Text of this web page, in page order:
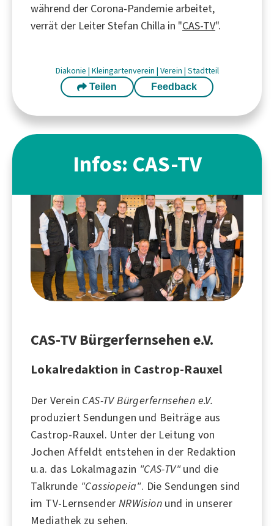
während der Corona-Pandemie arbeitet,
verrät der Leiter Stefan Chilla in "CAS-TV".
Diakonie | Kleingartenverein | Verein | Stadtteil
Teilen Feedback
Infos: CAS-TV
CAS-TV Bürgerfernsehen e.V.
Lokalredaktion in Castrop-Rauxel
Der Verein CAS-TV Bürgerfernsehen e.V.
produziert Sendungen und Beiträge aus
Castrop-Rauxel. Unter der Leitung von
Jochen Affeldt entstehen in der Redaktion
u.a. das Lokalmagazin "CAS-TV"und die
Talkrunde "Cassiopeia". Die Sendungen sind
im TV-Lernsender NRWision und in unserer
Mediathek zu sehen.